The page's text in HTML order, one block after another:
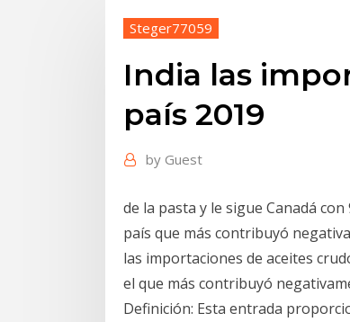
Steger77059
India las
país 2019
by Guest
de la pasta y le sigue Canadá
país que más contribuyó
las importaciones de aceites
el que más contribuyó
Definición: Esta entrada